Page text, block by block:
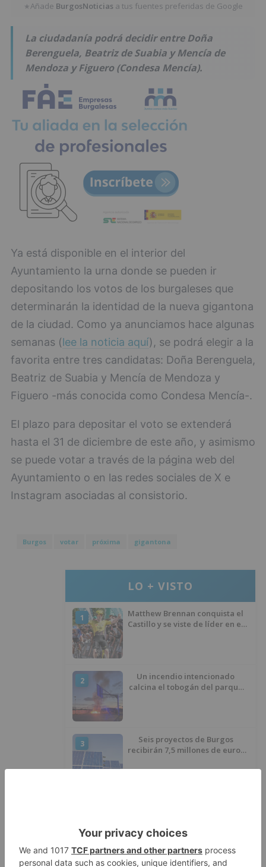
★Añade BurgosNoticias a tus fuentes preferidas de Google
La ciudadanía podrá decidir entre Doña
Berenguela, Beatriz de Suabia y Mencía de
Mendoza y Figuero (Condesa Mencía).
Ya está disponible en el interior del
Ayuntamiento la urna donde se pueden ir
depositando los votos de los burgaleses que
determinarán la identidad de la nueva gigantona
de la ciudad. Como ya anunciamos hace algunas
semanas (lee la noticia aquí), se podrá elegir a la
favorita entre tres candidatas: Doña Berenguela,
Beatriz de Suabia y Mencía de Mendoza y
Figuero -más conocida como Condesa Mencía-.
El plazo para depositar el voto se extenderá
hasta el 31 de diciembre de este año, y asimismo
se puede votar a través de la página web del
Ayuntamiento o en las redes sociales de X e
Instagram asociadas al consistorio.
Burgos votar próxima gigantona
LO + VISTO
1
Matthew Brennan conquista el
Castillo y se viste de líder en el
2
Un incendio intencionado
calcina el tobogán del parque
3
Seis proyectos de Burgos
recibirán 7,5 millones de euros